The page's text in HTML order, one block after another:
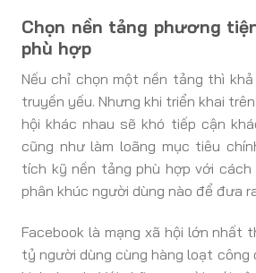
Chọn nền tảng phương
phù hợp
Nếu chỉ chọn một nền tảng thì
truyền yếu. Nhưng khi triển khai
hội khác nhau sẽ khó tiếp cận
cũng như làm loãng mục tiêu
tích kỹ nền tảng phù hợp với cách
phân khúc người dùng nào để đưa
Facebook là mạng xã hội lớn nhất
tỷ người dùng cùng hàng loạt